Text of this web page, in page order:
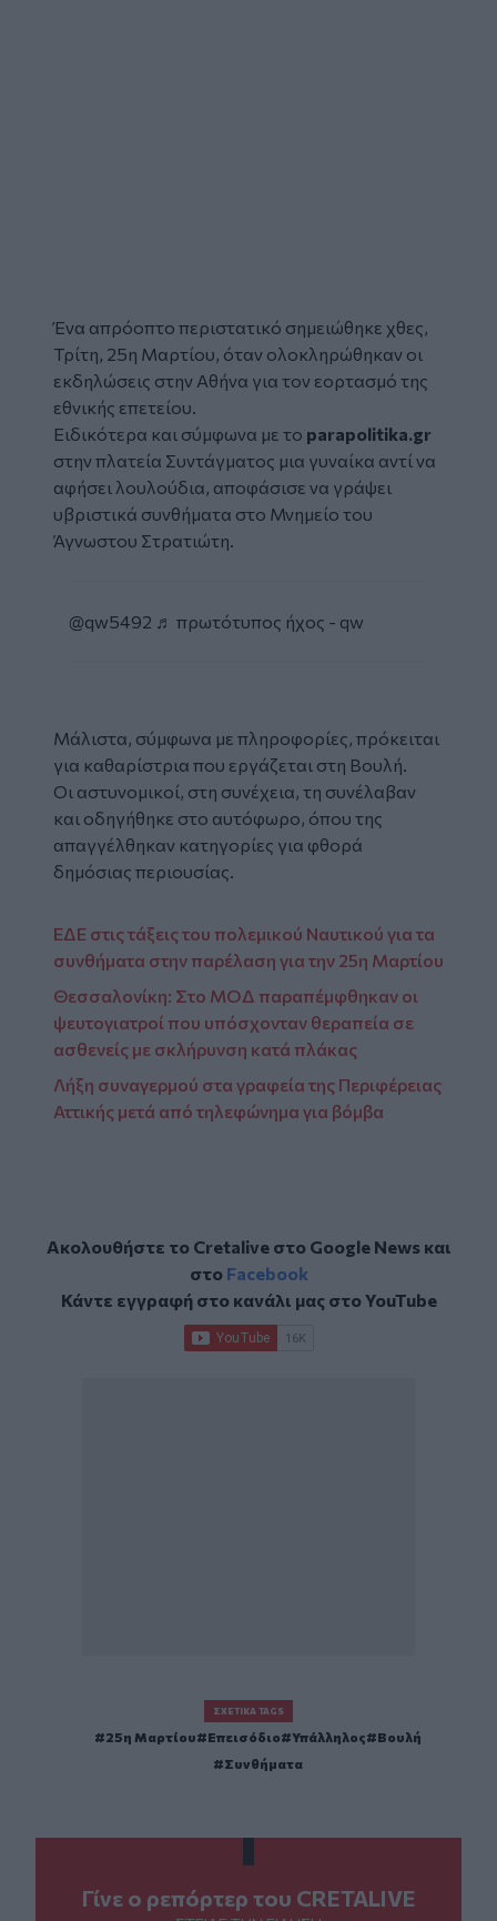
Ένα απρόοπτο περιστατικό σημειώθηκε χθες,
Τρίτη, 25η Μαρτίου, όταν ολοκληρώθηκαν οι
εκδηλώσεις στην Αθήνα για τον εορτασμό της
εθνικής επετείου.
Ειδικότερα και σύμφωνα με το parapolitika.gr
στην πλατεία Συντάγματος μια γυναίκα αντί να
αφήσει λουλούδια, αποφάσισε να γράψει
υβριστικά συνθήματα στο Μνημείο του
Άγνωστου Στρατιώτη.
Embed
@qw5492 ♬ πρωτότυπος ήχος - qw
Μάλιστα, σύμφωνα με πληροφορίες, πρόκειται
για καθαρίστρια που εργάζεται στη Βουλή.
Οι αστυνομικοί, στη συνέχεια, τη συνέλαβαν
και οδηγήθηκε στο αυτόφωρο, όπου της
απαγγέλθηκαν κατηγορίες για φθορά
δημόσιας περιουσίας.
ΕΔΕ στις τάξεις του πολεμικού Ναυτικού για τα
συνθήματα στην παρέλαση για την 25η Μαρτίου
Θεσσαλονίκη: Στο ΜΟΔ παραπέμφθηκαν οι
ψευτογιατροί που υπόσχονταν θεραπεία σε
ασθενείς με σκλήρυνση κατά πλάκας
Λήξη συναγερμού στα γραφεία της Περιφέρειας
Αττικής μετά από τηλεφώνημα για βόμβα
Ακολουθήστε το Cretalive στο Google Newsκαι
στο Facebook
Κάντε εγγραφή στο κανάλι μας στοYouTube
ΣΧΕΤΙΚΆ TAGS
25η Μαρτίου Επεισόδιο Υπάλληλος
Βουλή
Συνθήματα
Γίνε ο ρεπόρτερ του CRETALIVE